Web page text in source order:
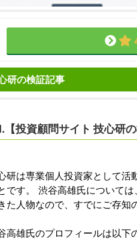
研の検証記事
【投資顧問サイト 技心研の
研は専業個人投資家として活
です。 渋谷高雄氏について
た人物なので、すでにご存知
高雄氏のプロフィールは以下